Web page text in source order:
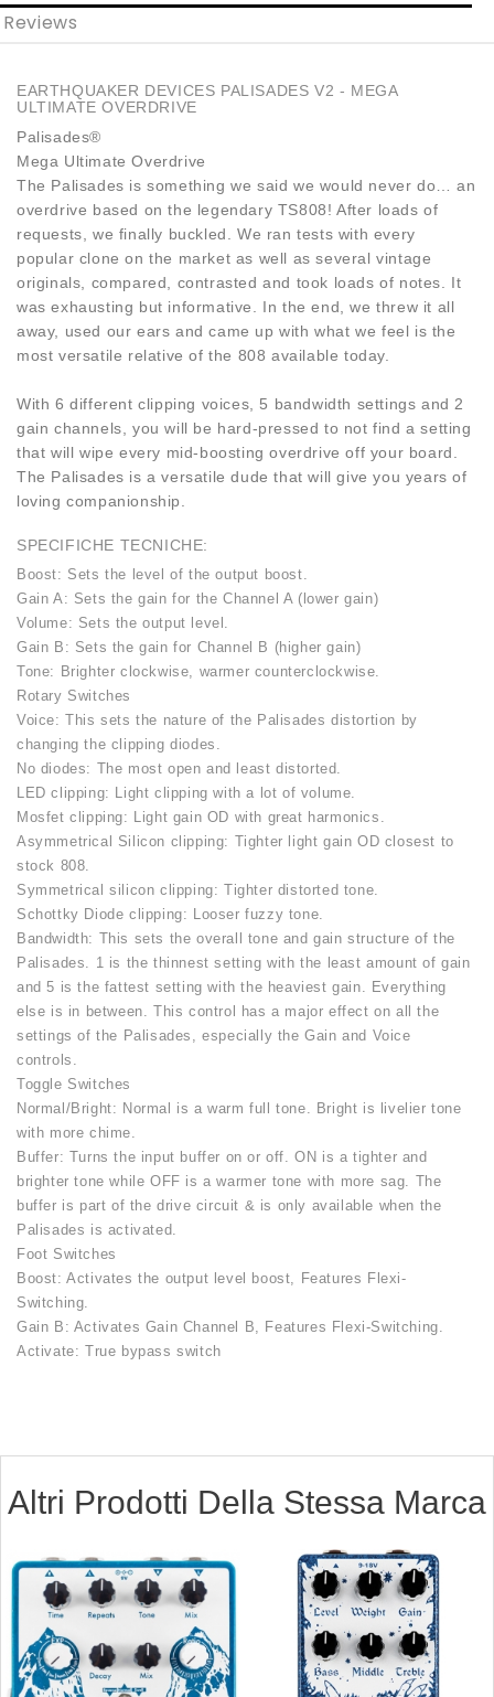
Reviews
EARTHQUAKER DEVICES PALISADES V2 - MEGA
ULTIMATE OVERDRIVE
Palisades®
Mega Ultimate Overdrive
The Palisades is something we said we would never do… an
overdrive based on the legendary TS808! After loads of
requests, we finally buckled. We ran tests with every
popular clone on the market as well as several vintage
originals, compared, contrasted and took loads of notes. It
was exhausting but informative. In the end, we threw it all
away, used our ears and came up with what we feel is the
most versatile relative of the 808 available today.
With 6 different clipping voices, 5 bandwidth settings and 2
gain channels, you will be hard-pressed to not find a setting
that will wipe every mid-boosting overdrive off your board.
The Palisades is a versatile dude that will give you years of
loving companionship.
SPECIFICHE TECNICHE:
Boost: Sets the level of the output boost.
Gain A: Sets the gain for the Channel A (lower gain)
Volume: Sets the output level.
Gain B: Sets the gain for Channel B (higher gain)
Tone: Brighter clockwise, warmer counterclockwise.
Rotary Switches
Voice: This sets the nature of the Palisades distortion by
changing the clipping diodes.
No diodes: The most open and least distorted.
LED clipping: Light clipping with a lot of volume.
Mosfet clipping: Light gain OD with great harmonics.
Asymmetrical Silicon clipping: Tighter light gain OD closest to
stock 808.
Symmetrical silicon clipping: Tighter distorted tone.
Schottky Diode clipping: Looser fuzzy tone.
Bandwidth: This sets the overall tone and gain structure of the
Palisades. 1 is the thinnest setting with the least amount of gain
and 5 is the fattest setting with the heaviest gain. Everything
else is in between. This control has a major effect on all the
settings of the Palisades, especially the Gain and Voice
controls.
Toggle Switches
Normal/Bright: Normal is a warm full tone. Bright is livelier tone
with more chime.
Buffer: Turns the input buffer on or off. ON is a tighter and
brighter tone while OFF is a warmer tone with more sag. The
buffer is part of the drive circuit & is only available when the
Palisades is activated.
Foot Switches
Boost: Activates the output level boost, Features Flexi-
Switching.
Gain B: Activates Gain Channel B, Features Flexi-Switching.
Activate: True bypass switch
Altri Prodotti Della Stessa Marca